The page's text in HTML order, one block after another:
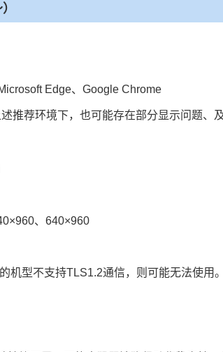
Edge、Google Chrome
推荐环境下，也可能存在部分显示问题、
、640×960
型不支持TLS1.2通信，则可能无法使用。